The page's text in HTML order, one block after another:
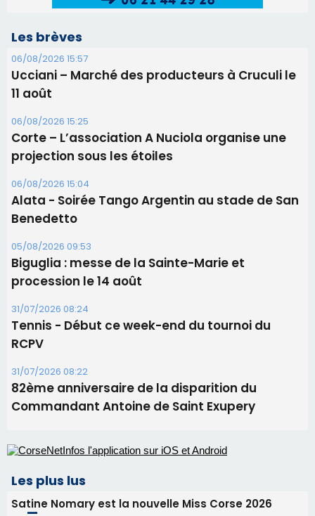
Les brèves
06/08/2026 15:57
Ucciani – Marché des producteurs à Cruculi le
11 août
06/08/2026 15:25
Corte – L’association A Nuciola organise une
projection sous les étoiles
06/08/2026 15:04
Alata - Soirée Tango Argentin au stade de San
Benedetto
05/08/2026 09:53
Biguglia : messe de la Sainte-Marie et
procession le 14 août
31/07/2026 08:24
Tennis - Début ce week-end du tournoi du
RCPV
31/07/2026 08:22
82ème anniversaire de la disparition du
Commandant Antoine de Saint Exupery
Les plus lus
Satine Nomary est la nouvelle Miss Corse 2026